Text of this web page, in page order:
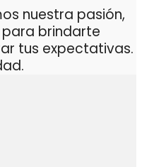
nuestra pasión,
brindarte
tus expectativas.